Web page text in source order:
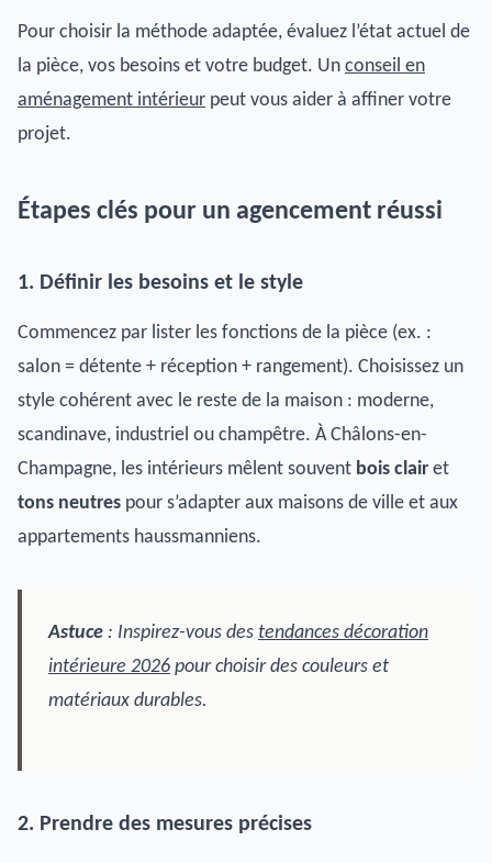
Pour choisir la méthode adaptée, évaluez l’état actuel de
la pièce, vos besoins et votre budget. Un conseil en
aménagement intérieur peut vous aider à affiner votre
projet.
Étapes clés pour un agencement réussi
1. Définir les besoins et le style
Commencez par lister les fonctions de la pièce (ex. :
salon = détente + réception + rangement). Choisissez un
style cohérent avec le reste de la maison : moderne,
scandinave, industriel ou champêtre. À Châlons-en-
Champagne, les intérieurs mêlent souvent bois clair et
tons neutres pour s’adapter aux maisons de ville et aux
appartements haussmanniens.
Astuce : Inspirez-vous des tendances décoration
intérieure 2026 pour choisir des couleurs et
matériaux durables.
2. Prendre des mesures précises